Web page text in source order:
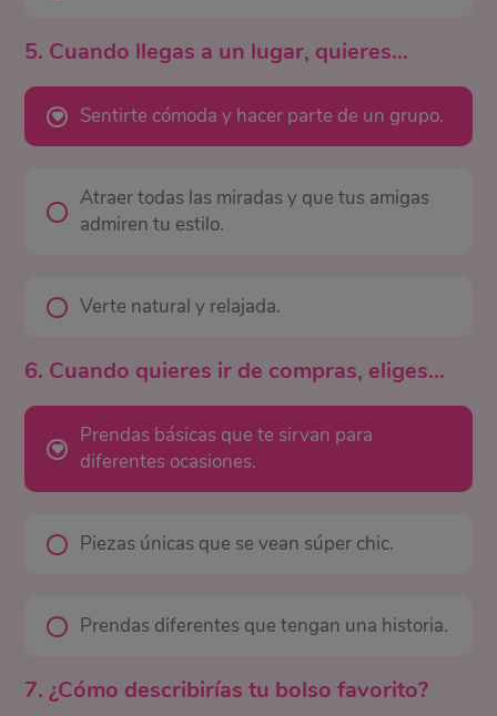
5. Cuando llegas a un lugar, quieres…
Sentirte cómoda y hacer parte de un grupo.
Atraer todas las miradas y que tus amigas
admiren tu estilo.
Verte natural y relajada.
6. Cuando quieres ir de compras, eliges…
Prendas básicas que te sirvan para
diferentes ocasiones.
Piezas únicas que se vean súper chic.
Prendas diferentes que tengan una historia.
7. ¿Cómo describirías tu bolso favorito?